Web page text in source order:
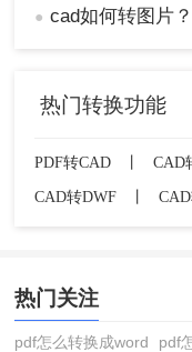
● cad如何转图片
热门转换功能
PDF转CAD 丨 CAD
CAD转DWF
丨
热门关注
pdf怎么转换成word pdf